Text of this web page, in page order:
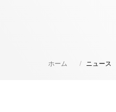
ホーム ニュース